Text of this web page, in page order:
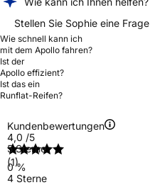
Stellen Sie Sophie eine Frage
Wie schnell kann ich
mit dem Apollo fahren?
Ist der
Apollo effizient?
Ist das ein
Runflat-Reifen?
Kundenbewertungen
4,0 /5
(1)
5 Sterne
0 %
4 Sterne